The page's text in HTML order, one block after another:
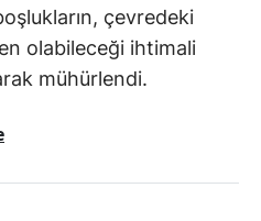
çevredeki
olabileceği ihtimali
mühürlendi.